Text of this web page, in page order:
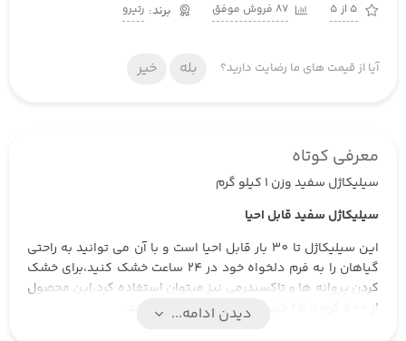
5 از 5
87 فروش موفق رتیرو
آیا از قیمت های ما رضایت دارید؟ بله خیر
معرفی کوتاه
سیلیکاژل سفید وزن 1 کیلو گرم
سیلیکاژل سفید قابل احیا
این سیلیکاژل تا 30 بار قابل احیا است و با آن می توانید به راحتی
گیاهان را به فرم دلخواه خود در 24 ساعت خشک کنید،برای خشک
کردن پروانه ها و تاکسیدرمی نیز میتوان استفاده کرد.این محصول
از 500 گرم تا 25 کیلو گرم قابل سفارش میباشد
دیدن ادامه...